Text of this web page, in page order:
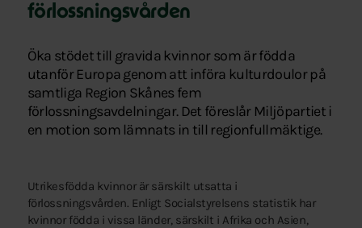
förlossningsvården
Öka stödet till gravida kvinnor som är födda
utanför Europa genom att införa kulturdoulor på
samtliga Region Skånes fem
förlossningsavdelningar. Det föreslår Miljöpartiet i
en motion som lämnats in till regionfullmäktige.
Utrikesfödda kvinnor är särskilt utsatta i
förlossningsvården. Enligt Socialstyrelsens statistik har
kvinnor födda i vissa länder, särskilt i Afrika och Asien,